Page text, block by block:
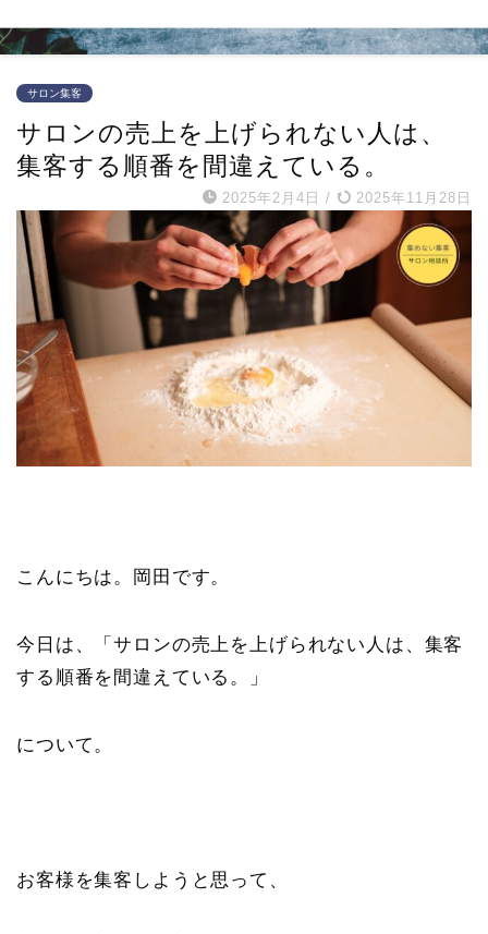
サロン集客
サロンの売上を上げられない人は、
集客する順番を間違えている。
2025年2月4日 / 2025年11月28日
こんにちは。岡田です。
今日は、「サロンの売上を上げられない人は、集客
する順番を間違えている。」
について。
お客様を集客しようと思って、